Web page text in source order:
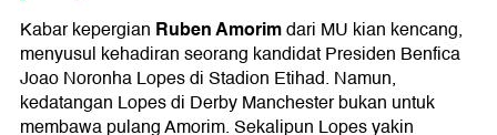
Kabar kepergian Ruben Amorimdari MU kian kencang,
menyusul kehadiran seorang kandidat Presiden Benfica
Joao Noronha Lopes di Stadion Etihad. Namun,
kedatangan Lopes di Derby Manchester bukan untuk
membawa pulang Amorim. Sekalipun Lopes yakin